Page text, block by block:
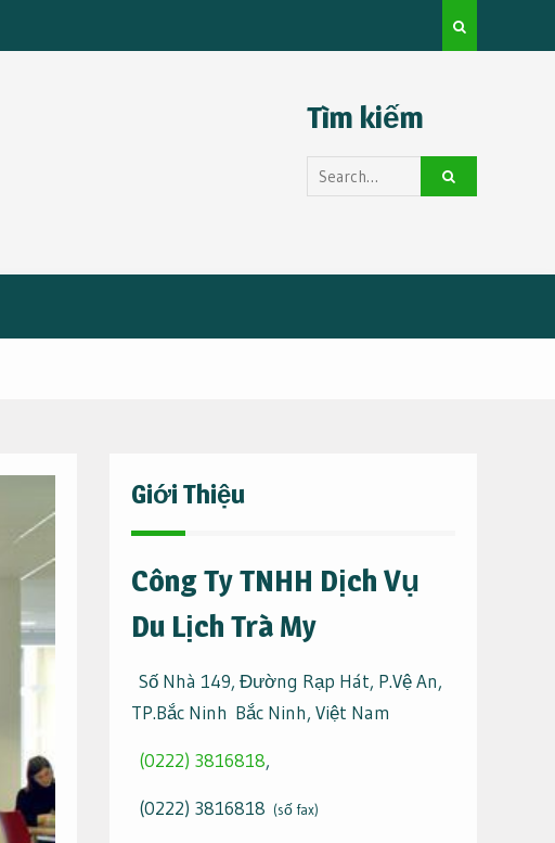
Kinh nghiệm du lịch tự túc cho người mới
Tìm kiếm
Search
for:
Giới Thiệu
Công Ty TNHH Dịch Vụ
Du Lịch Trà My
Số Nhà 149, Đường Rạp Hát, P.Vệ An,
TP.Bắc Ninh Bắc Ninh, Việt Nam
(0222) 3816818,
(0222) 3816818 (số fax)